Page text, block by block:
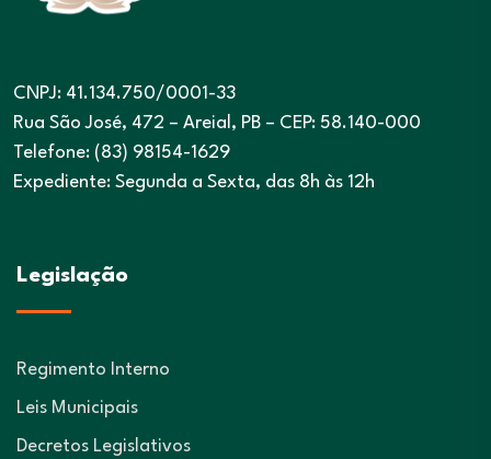
CNPJ: 41.134.750/0001-33
Rua São José, 472 – Areial, PB – CEP: 58.140-000
Telefone: (83) 98154-1629
Expediente: Segunda a Sexta, das 8h às 12h
Legislação
Regimento Interno
Leis Municipais
Decretos Legislativos